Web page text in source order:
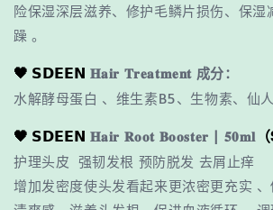
险保湿深层滋养、修护毛鳞片损伤、保湿
躁 。
🖤 𝗦𝗗𝗘𝗘𝗡 𝐇𝐚𝐢𝐫 𝐓𝐫𝐞𝐚𝐭𝐦𝐞𝐧𝐭 成分：
水解酵母蛋白 、维生素B5、生物素、仙
🖤 𝗦𝗗𝗘𝗘𝗡 𝐇𝐚𝐢𝐫 𝐑𝐨𝐨𝐭 𝐁𝐨𝐨𝐬𝐭𝐞𝐫 | 𝟓𝟎𝐦𝐥
护理头皮 强韧发根 预防脱发 去屑止痒
增加发密度使头发看起来更浓密更充实